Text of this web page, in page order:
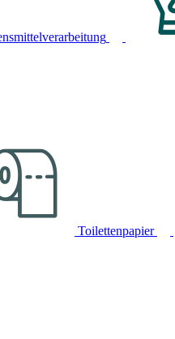
Toilettenpapier